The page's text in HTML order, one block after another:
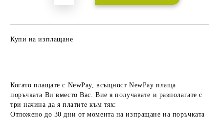
Купи на изплащане
Когато плащате с NewPay, всъщност NewPay плаща
поръчката Ви вместо Вас. Вие я получавате и разполагате с
три начина да я платите към тях:
Отложено до 30 дни от момента на изпращане на поръчката